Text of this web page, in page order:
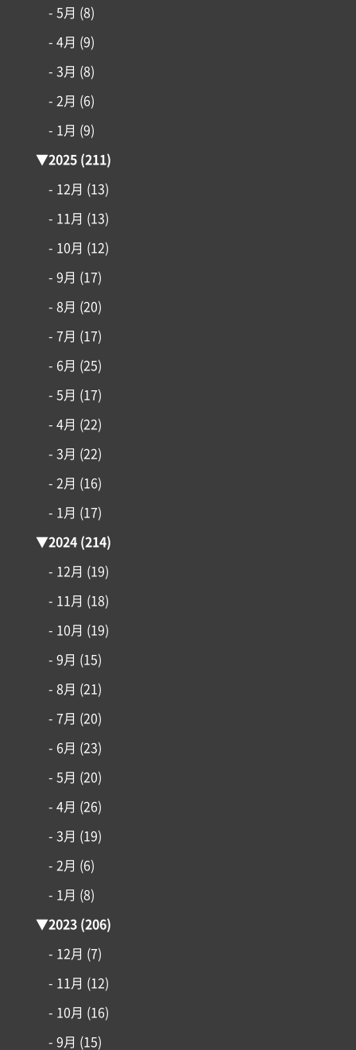
コンセプト
施工事例
はじめての家づくり
リフォーム・リノベーション
土地情報
インフォメーション
- 5月 (8)
- 4月 (9)
- 3月 (8)
- 2月 (6)
- 1月 (9)
▼2025(211)
- 12月 (13)
- 11月 (13)
- 10月 (12)
- 9月 (17)
- 8月 (20)
- 7月 (17)
- 6月 (25)
- 5月 (17)
- 4月 (22)
- 3月 (22)
- 2月 (16)
- 1月 (17)
▼2024(214)
- 12月 (19)
- 11月 (18)
- 10月 (19)
- 9月 (15)
- 8月 (21)
- 7月 (20)
- 6月 (23)
- 5月 (20)
- 4月 (26)
- 3月 (19)
- 2月 (6)
- 1月 (8)
▼2023(206)
- 12月 (7)
- 11月 (12)
- 10月 (16)
- 9月 (15)